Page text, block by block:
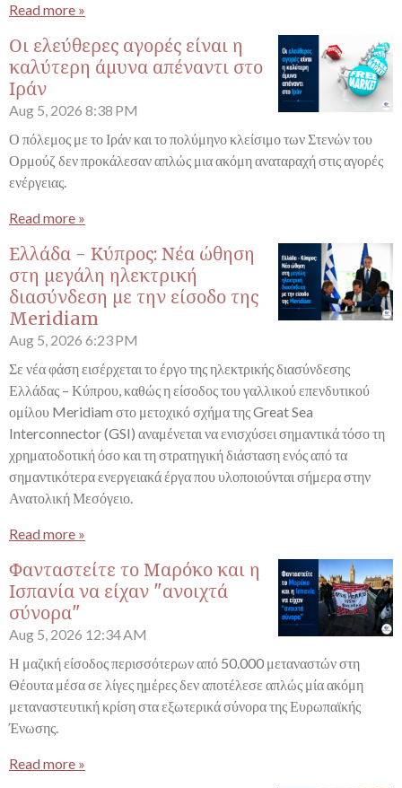
Read more »
Οι ελεύθερες αγορές είναι η
καλύτερη άμυνα απέναντι στο
Ιράν
Aug 5, 2026 8:38 PM
Ο πόλεμος με το Ιράν και το πολύμηνο κλείσιμο των Στενών του
Ορμούζ δεν προκάλεσαν απλώς μια ακόμη αναταραχή στις αγορές
ενέργειας.
Read more »
Ελλάδα - Κύπρος: Νέα ώθηση
στη μεγάλη ηλεκτρική
διασύνδεση με την είσοδο της
Meridiam
Aug 5, 2026 6:23 PM
Σε νέα φάση εισέρχεται το έργο της ηλεκτρικής διασύνδεσης
Ελλάδας – Κύπρου, καθώς η είσοδος του γαλλικού επενδυτικού
ομίλου Meridiam στο μετοχικό σχήμα της Great Sea
Interconnector (GSI) αναμένεται να ενισχύσει σημαντικά τόσο τη
χρηματοδοτική όσο και τη στρατηγική διάσταση ενός από τα
σημαντικότερα ενεργειακά έργα που υλοποιούνται σήμερα στην
Ανατολική Μεσόγειο.
Read more »
Φανταστείτε το Μαρόκο και η
Ισπανία να είχαν "ανοιχτά
σύνορα"
Aug 5, 2026 12:34 AM
Η μαζική είσοδος περισσότερων από 50.000 μεταναστών στη
Θέουτα μέσα σε λίγες ημέρες δεν αποτέλεσε απλώς μία ακόμη
μεταναστευτική κρίση στα εξωτερικά σύνορα της Ευρωπαϊκής
Ένωσης.
Read more »